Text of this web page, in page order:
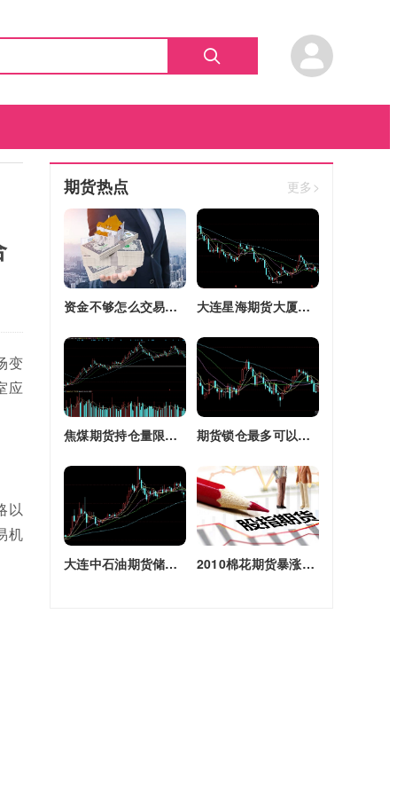
变
应
以
机
期货热点 更多>
资金不够怎么交易股指期货(资金不够怎么交易股指期货呢) 大连星海期货大厦四区改建(大连星海广场期货大厦)
焦煤期货持仓量限额(焦煤期货持仓量限额是多少) 期货锁仓最多可以多长时间(期货锁仓最多可以多长时间卖出)
大连中石油期货储备库(大连原油期货) 2010棉花期货暴涨原因(2010棉花期货暴涨原因是什么)